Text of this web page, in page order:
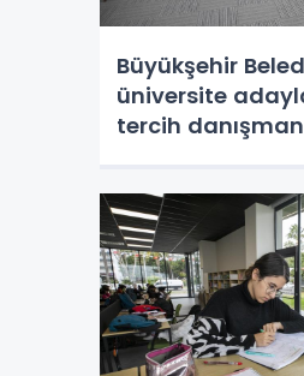
Büyükşehir
üniversite
tercih